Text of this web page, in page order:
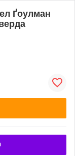
Ґоулман